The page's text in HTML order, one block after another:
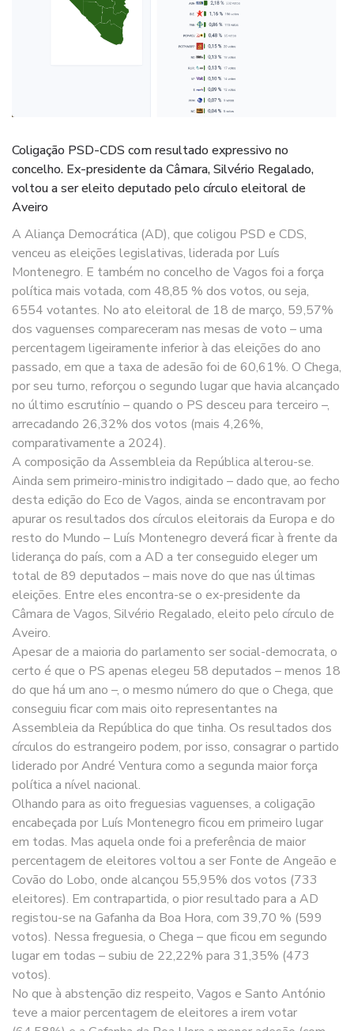
Coligação PSD-CDS com resultado expressivo no
concelho. Ex-presidente da Câmara, Silvério Regalado,
voltou a ser eleito deputado pelo círculo eleitoral de
Aveiro
A Aliança Democrática (AD), que coligou PSD e CDS,
venceu as eleições legislativas, liderada por Luís
Montenegro. E também no concelho de Vagos foi a força
política mais votada, com 48,85 % dos votos, ou seja,
6554 votantes. No ato eleitoral de 18 de março, 59,57%
dos vaguenses compareceram nas mesas de voto – uma
percentagem ligeiramente inferior à das eleições do ano
passado, em que a taxa de adesão foi de 60,61%. O Chega,
por seu turno, reforçou o segundo lugar que havia alcançado
no último escrutínio – quando o PS desceu para terceiro –,
arrecadando 26,32% dos votos (mais 4,26%,
comparativamente a 2024).
A composição da Assembleia da República alterou-se.
Ainda sem primeiro-ministro indigitado – dado que, ao fecho
desta edição do Eco de Vagos, ainda se encontravam por
apurar os resultados dos círculos eleitorais da Europa e do
resto do Mundo – Luís Montenegro deverá ficar à frente da
liderança do país, com a AD a ter conseguido eleger um
total de 89 deputados – mais nove do que nas últimas
eleições. Entre eles encontra-se o ex-presidente da
Câmara de Vagos, Silvério Regalado, eleito pelo círculo de
Aveiro.
Apesar de a maioria do parlamento ser social-democrata, o
certo é que o PS apenas elegeu 58 deputados – menos 18
do que há um ano –, o mesmo número do que o Chega, que
conseguiu ficar com mais oito representantes na
Assembleia da República do que tinha. Os resultados dos
círculos do estrangeiro podem, por isso, consagrar o partido
liderado por André Ventura como a segunda maior força
política a nível nacional.
Olhando para as oito freguesias vaguenses, a coligação
encabeçada por Luís Montenegro ficou em primeiro lugar
em todas. Mas aquela onde foi a preferência de maior
percentagem de eleitores voltou a ser Fonte de Angeão e
Covão do Lobo, onde alcançou 55,95% dos votos (733
eleitores). Em contrapartida, o pior resultado para a AD
registou-se na Gafanha da Boa Hora, com 39,70 % (599
votos). Nessa freguesia, o Chega – que ficou em segundo
lugar em todas – subiu de 22,22% para 31,35% (473
votos).
No que à abstenção diz respeito, Vagos e Santo António
teve a maior percentagem de eleitores a irem votar